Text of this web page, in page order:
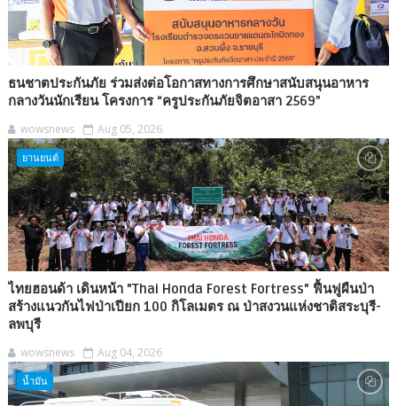
ธนชาตประกันภัย ร่วมส่งต่อโอกาสทางการศึกษาสนับสนุนอาหาร
กลางวันนักเรียน โครงการ “ครูประกันภัยจิตอาสา 2569”
wowsnews Aug 05, 2026
ยานยนต์
ไทยฮอนด้า เดินหน้า "Thai Honda Forest Fortress" ฟื้นฟูผืนป่า
สร้างแนวกันไฟป่าเปียก 100 กิโลเมตร ณ ป่าสงวนแห่งชาติสระบุรี-
ลพบุรี
wowsnews Aug 04, 2026
น้ำมัน